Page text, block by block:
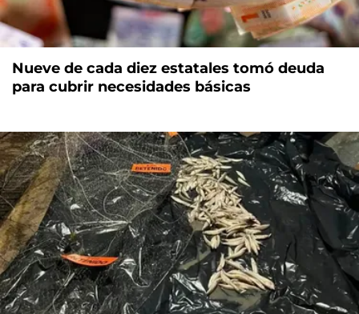
Nueve de cada diez estatales tomó deuda
para cubrir necesidades básicas